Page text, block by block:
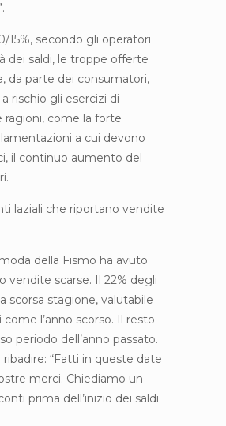
15%, secondo gli operatori
dei saldi, le troppe offerte
da parte dei consumatori,
rischio gli esercizi di
ragioni, come la forte
a cui devono
il continuo aumento del
laziali che riportano vendite
della Fismo ha avuto
vendite scarse. Il 22% degli
scorsa stagione, valutabile
l’anno scorso. Il resto
periodo dell’anno passato.
“Fatti in queste date
merci. Chiediamo un
prima dell’inizio dei saldi